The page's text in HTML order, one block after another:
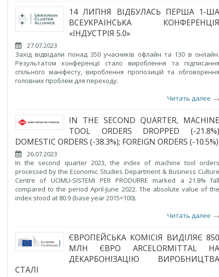
14 ЛИПНЯ ВІДБУЛАСЬ ПЕРША 1-ША
ВСЕУКРАЇНСЬКА КОНФЕРЕНЦІЯ
«ІНДУСТРІЯ 5.0»
27.07.2023
Захід відвідали понад 350 учасників офлайн та 130 в онлайн.
Результатом конференції стало вироблення та підписання
спільного маніфесту, вироблення пропозицій та обговорення
головних проблем для переходу.
Читать далее
IN THE SECOND QUARTER, MACHINE
TOOL ORDERS DROPPED (-21.8%)
DOMESTIC ORDERS (-38.3%); FOREIGN ORDERS (-10.5%)
26.07.2023
In the second quarter 2023, the index of machine tool orders
processed by the Economic Studies Department & Business Culture
Centre of UCIMU-SISTEMI PER PRODURRE marked a 21.8% fall
compared to the period April-June 2022. The absolute value of the
index stood at 80.9 (base year 2015=100).
Читать далее
ЄВРОПЕЙСЬКА КОМІСІЯ ВИДІЛЯЄ 850
МЛН ЄВРО ARCELORMITTAL НА
ДЕКАРБОНІЗАЦІЮ ВИРОБНИЦТВА
СТАЛІ